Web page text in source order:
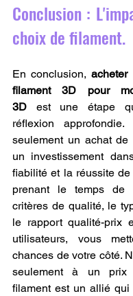
Conclusion :
choix de filament.
En conclusion,
filament 3D pour
3D est une étape
réflexion
seulement un achat de
un investissement
fiabilité et la réussite
prenant le temps de
critères de qualité, le
le rapport qualité-prix
utilisateurs, vous
chances de votre côté.
seulement à un
filament est un allié qui